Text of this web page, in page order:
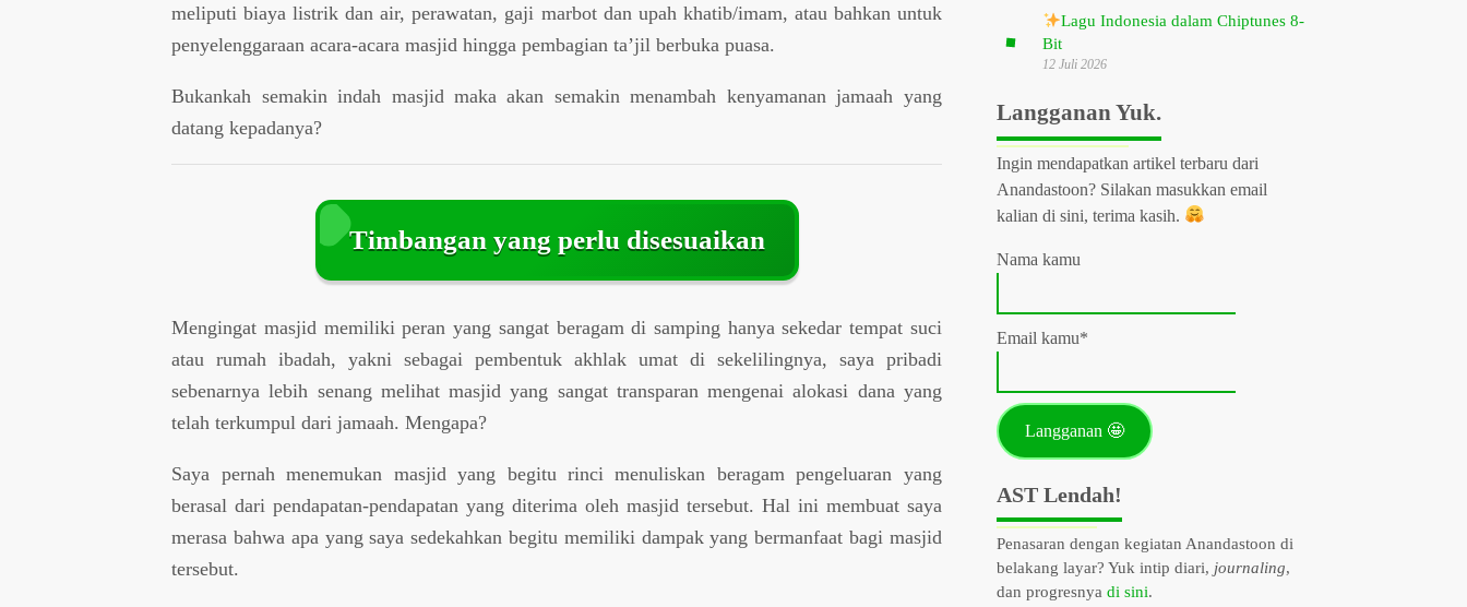
meliputi biaya listrik dan air, perawatan, gaji marbot dan upah khatib/imam, atau bahkan untuk
penyelenggaraan acara-acara masjid hingga pembagian ta’jil berbuka puasa.
Bukankah semakin indah masjid maka akan semakin menambah kenyamanan jamaah yang
datang kepadanya?
Timbangan yang perlu disesuaikan
Mengingat masjid memiliki peran yang sangat beragam di samping hanya sekedar tempat suci
atau rumah ibadah, yakni sebagai pembentuk akhlak umat di sekelilingnya, saya pribadi
sebenarnya lebih senang melihat masjid yang sangat transparan mengenai alokasi dana yang
telah terkumpul dari jamaah. Mengapa?
Saya pernah menemukan masjid yang begitu rinci menuliskan beragam pengeluaran yang
berasal dari pendapatan-pendapatan yang diterima oleh masjid tersebut. Hal ini membuat saya
merasa bahwa apa yang saya sedekahkan begitu memiliki dampak yang bermanfaat bagi masjid
tersebut.
Lagu Indonesia dalam Chiptunes 8-
Bit
12 Juli 2026
Langganan Yuk.
Ingin mendapatkan artikel terbaru dari
Anandastoon? Silakan masukkan email
kalian di sini, terima kasih.
Nama kamu
Email kamu*
AST Lendah!
Penasaran dengan kegiatan Anandastoon di
belakang layar? Yuk intip diari, journaling,
dan progresnyadi sini.